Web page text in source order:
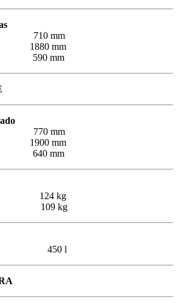
mm
mm
590 mm
mm
mm
640 mm
kg
109 kg
450 l